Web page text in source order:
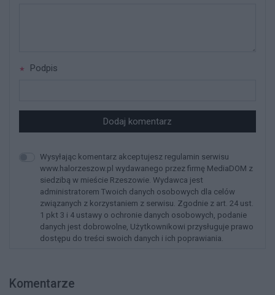
Podpis
Dodaj komentarz
Wysyłając komentarz akceptujesz regulamin serwisu
www.halorzeszow.pl wydawanego przez firmę MediaDOM z
siedzibą w mieście Rzeszowie. Wydawca jest
administratorem Twoich danych osobowych dla celów
związanych z korzystaniem z serwisu. Zgodnie z art. 24 ust.
1 pkt 3 i 4 ustawy o ochronie danych osobowych, podanie
danych jest dobrowolne, Użytkownikowi przysługuje prawo
dostępu do treści swoich danych i ich poprawiania.
Komentarze